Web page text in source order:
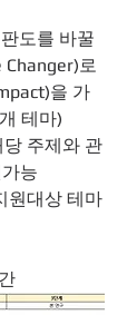
도를 바꿀
Changer)로
을 가
테마)
주제와 관
능
원대상 테마